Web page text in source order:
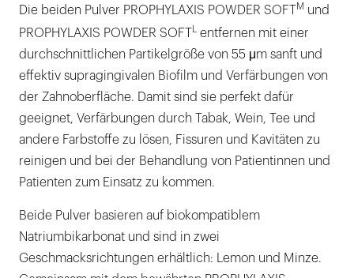
Die beiden Pulver PROPHYLAXIS POWDER SOFT M und
PROPHYLAXIS POWDER SOFT
entfernen mit einer
durchschnittlichen Partikelgröße von 55 μm sanft und
effektiv supragingivalen Biofilm und Verfärbungen von
der Zahnoberfläche. Damit sind sie perfekt dafür
geeignet, Verfärbungen durch Tabak, Wein, Tee und
andere Farbstoffe zu lösen, Fissuren und Kavitäten zu
reinigen und bei der Behandlung von Patientinnen und
Patienten zum Einsatz zu kommen.
Beide Pulver basieren auf biokompatiblem
Natriumbikarbonat und sind in zwei
Geschmacksrichtungen erhältlich: Lemon und Minze.